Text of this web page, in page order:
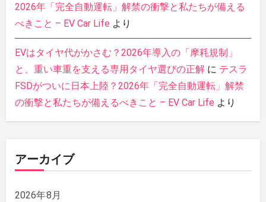
2026年「完全自動運転」解禁の衝撃と私たちが備える
べきこと – EV Car Life より
EVはタイヤ代がかさむ？2026年導入の「摩耗規制」
と、重い車重を支える専用タイヤ選びの正解に テスラ
FSDがついに日本上陸？2026年「完全自動運転」解禁
の衝撃と私たちが備えるべきこと – EV Car Life より
アーカイブ
2026年8月